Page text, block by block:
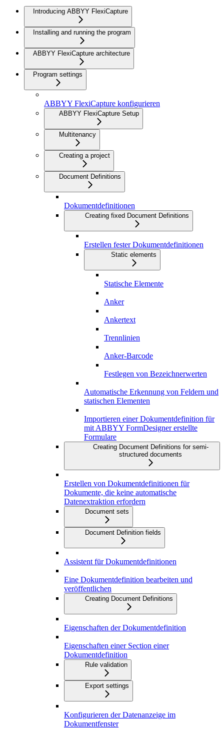
Introducing ABBYY FlexiCapture
Installing and running the program
ABBYY FlexiCapture architecture
Program settings
ABBYY FlexiCapture konfigurieren
ABBYY FlexiCapture Setup
Multitenancy
Creating a project
Document Definitions
Dokumentdefinitionen
Creating fixed Document Definitions
Erstellen fester Dokumentdefinitionen
Static elements
Statische Elemente
Anker
Ankertext
Trennlinien
Anker-Barcode
Festlegen von Bezeichnerwerten
Automatische Erkennung von Feldern und
statischen Elementen
Importieren einer Dokumentdefinition für
mit ABBYY FormDesigner erstellte
Formulare
Creating Document Definitions for semi-
structured documents
Erstellen von Dokumentdefinitionen für
Dokumente, die keine automatische
Datenextraktion erfordern
Document sets
Document Definition fields
Assistent für Dokumentdefinitionen
Eine Dokumentdefinition bearbeiten und
veröffentlichen
Creating Document Definitions
Eigenschaften der Dokumentdefinition
Eigenschaften einer Section einer
Dokumentdefinition
Rule validation
Export settings
Konfigurieren der Datenanzeige im
Dokumentfenster